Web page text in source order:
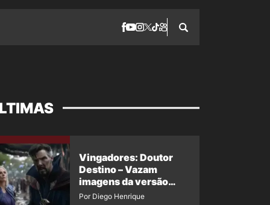
Vingadores: Doutor
Destino – Vazam
imagens da versão
maligna do Doutor
Por Diego Henrique